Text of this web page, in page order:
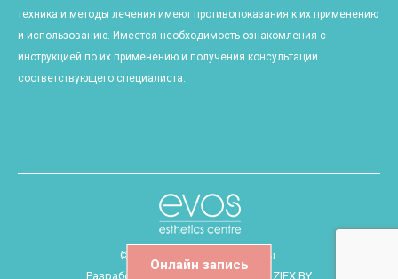
техника и методы лечения имеют противопоказания к их применению
и использованию. Имеется необходимость ознакомления с
инструкцией по их применению и получения консультации
соответствующего специалиста.
© 2018 Все права защищены.
Разработка и продвижение сайта ZIEX.BY
Онлайн запись